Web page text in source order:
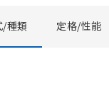
/種類 定格/性能